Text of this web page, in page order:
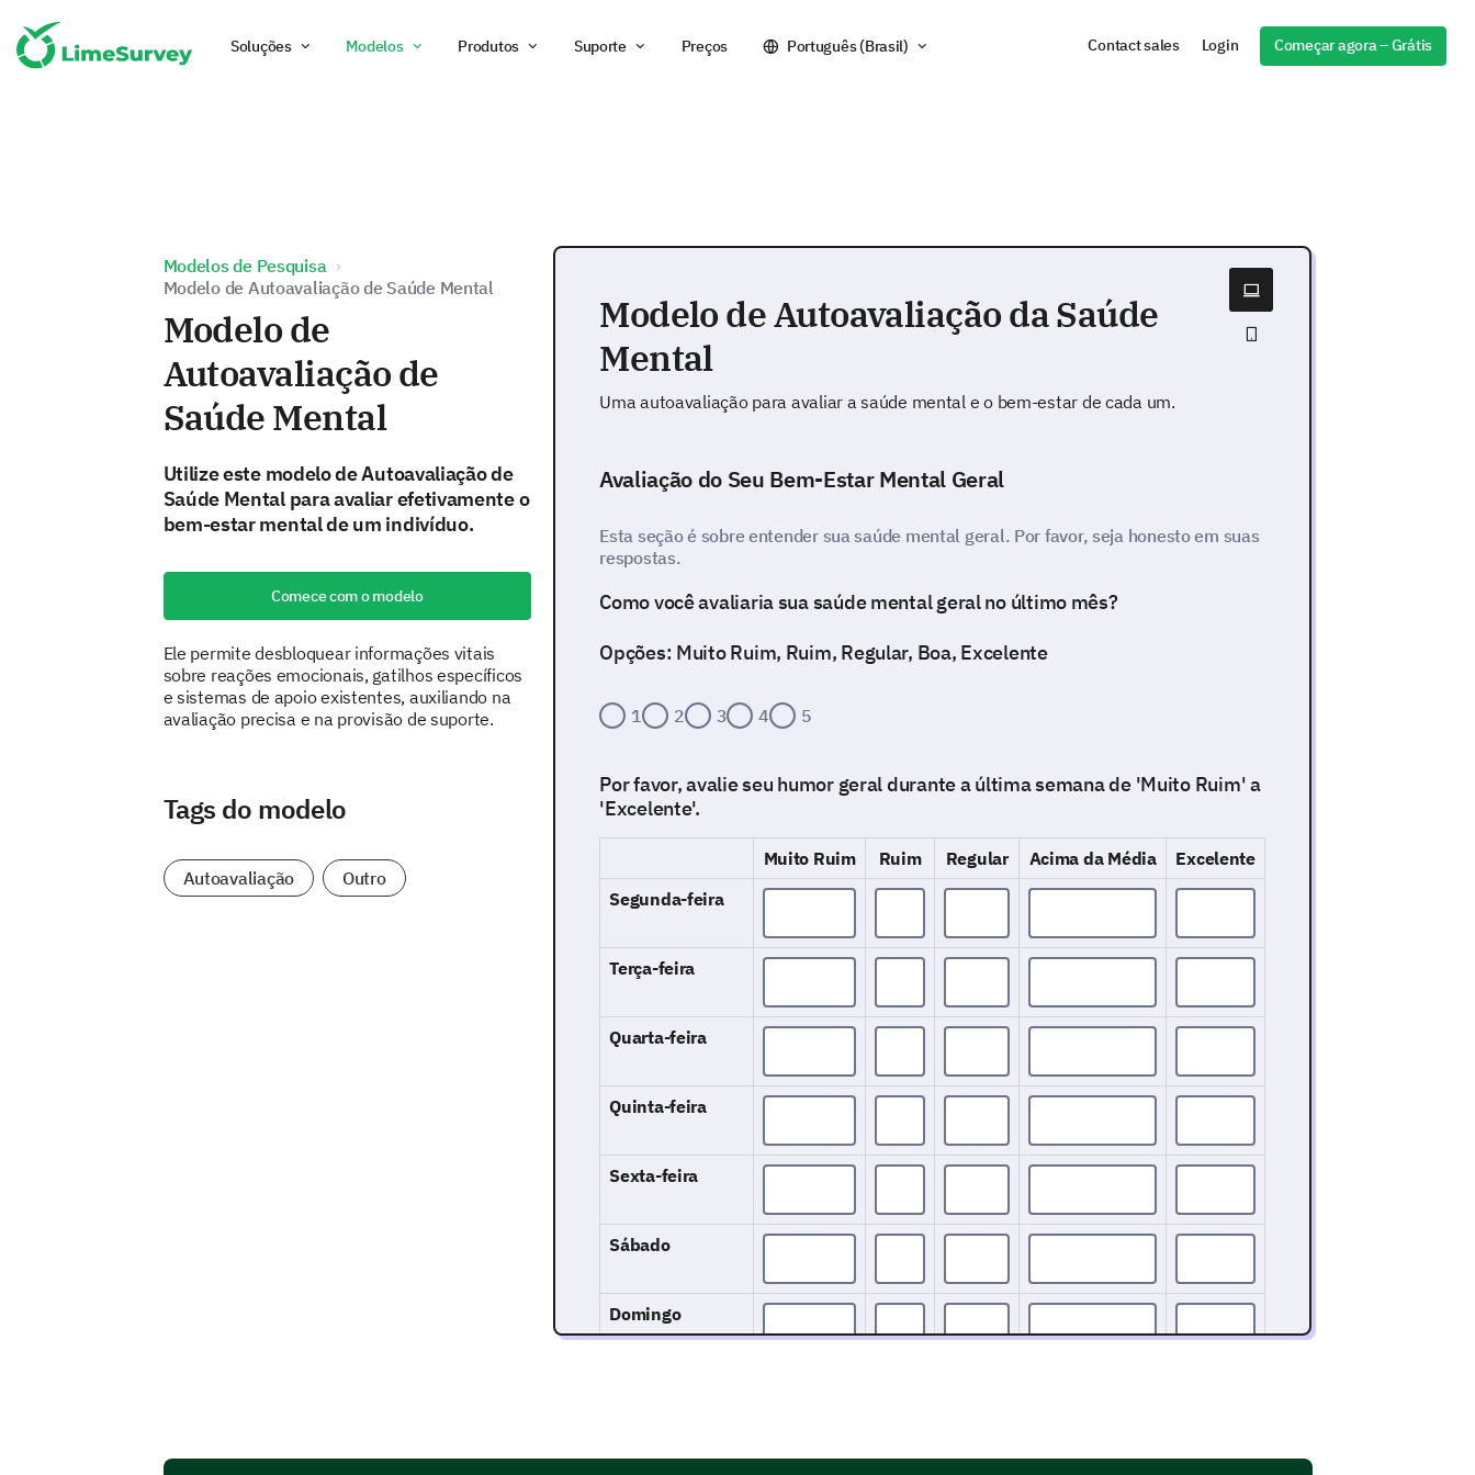
Soluções Modelos Produtos Suporte Preços Português (Brasil) Contact sales Login Começar agora – Grátis
Modelos de Pesquisa
Modelo de Autoavaliação de Saúde Mental
Modelo de
Autoavaliação de
Saúde Mental
Utilize este modelo de Autoavaliação de
Saúde Mental para avaliar efetivamente o
bem-estar mental de um indivíduo.
Comece com o modelo
Ele permite desbloquear informações vitais
sobre reações emocionais, gatilhos específicos
e sistemas de apoio existentes, auxiliando na
avaliação precisa e na provisão de suporte.
Tags do modelo
Autoavaliação Outro
Modelo de Autoavaliação da Saúde
Mental
Uma autoavaliação para avaliar a saúde mental e o bem-estar de cada um.
Avaliação do Seu Bem-Estar Mental Geral
Esta seção é sobre entender sua saúde mental geral. Por favor, seja honesto em suas
respostas.
Como você avaliaria sua saúde mental geral no último mês?
Opções: Muito Ruim, Ruim, Regular, Boa, Excelente
1 2 3 4 5
Por favor, avalie seu humor geral durante a última semana de 'Muito Ruim' a
'Excelente'.
Muito Ruim Ruim Regular Acima da Média
Excelente
Segunda-feira
Terça-feira
Quarta-feira
Quinta-feira
Sexta-feira
Sábado
Domingo
Sintomas e Impacto da Saúde Mental